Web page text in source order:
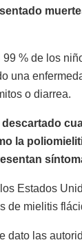
% de los
una
o diarrea.
descartado
la
Estados
de mielitis
dato las